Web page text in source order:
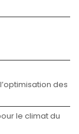
des
le climat du